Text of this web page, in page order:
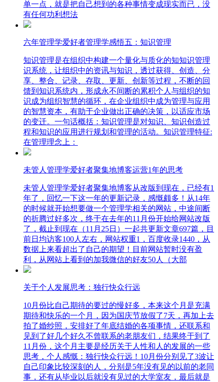
单一点，就是把自己想到的各种事情变成现实而已，没
有任何功利想法
六年管理学爱好者管理学感悟五：知识管理
知识管理是在组织中构建一个量化与质化的知知识管理
识系统，让组织中的资讯与知识，透过获得、创造、分
享、整合、记录、存取、更新、创新等过程，不断的回
馈到知识系统内，形成永不间断的累积个人与组织的知
识成为组织智慧的循环，在企业组织中成为管理与应用
的智慧资本，有助于企业做出正确的决策，以适应市场
的变迁。一句话概括：知识管理是对知识、知识创造过
程和知识的应用进行规划和管理的活动。知识管理特征:
在管理理念上：
未管人管理学爱好者聚集地博客运营1年的思考
未管人管理学爱好者聚集地博客从改版到现在，已经有1
年了，回忆一下这一年的更新记录，感慨颇多！从14年
的时候就开始想要做一个管理学相关的网站，中途间断
的折腾过好多次，终于在去年的11月份开始给网站改版
了，截止到现在（11月25日）一起共更新文章697篇，目
前日均访客100人左右，网站权重1，百度收录1440，从
数据上来看超出了自己的期望！目前网站暂时没有盈
利，从网站上看到的加我微信的好友50人（大部
关于个人发展思考：独行快众行远
10月份比自己期待的要过的慢好多，本来这个月是充满
期待和快乐的一个月，因为国庆节放假了7天，再加上去
拍了婚纱照，安排好了年底结婚的各项事情，还联系和
见到了好几个好久不曾联系的老朋友们，结果终于到了
11月份，这个月主要是经历关于人性和人的发展的一些
思考，个人感慨：独行快众行远！10月份分别见了3波让
自己印象比较深刻的人，分别是5年没有见的以前的老同
事，还有从毕业以后就没有见过的大学室友，最后就是